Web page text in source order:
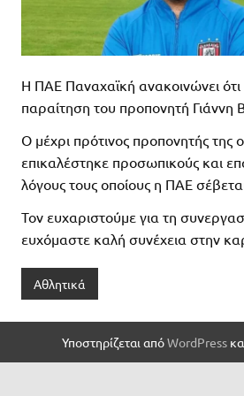
Η ΠΑΕ Παναχαϊκή ανακοινώνει
παραίτηση του προπονητή Γιάννη
Ο μέχρι πρότινος προπονητής της
επικαλέστηκε προσωπικούς και
λόγους τους οποίους η ΠΑΕ
Τον ευχαριστούμε για τη
ευχόμαστε καλή συνέχεια στην
Αθλητικά
Υποστηρίζεται απόWordPress